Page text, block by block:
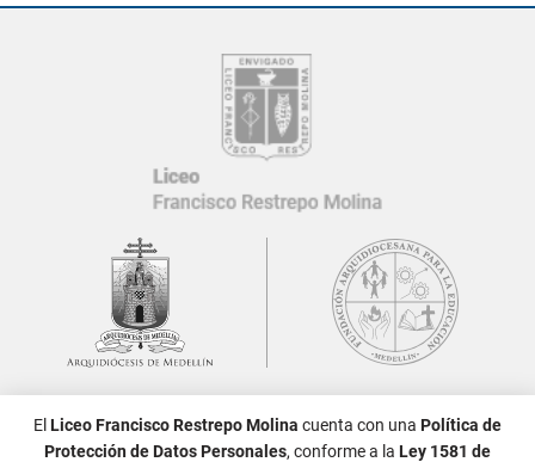
Síguenos:
El Liceo Francisco Restrepo Molina cuenta con una Política de
Protección de Datos Personales, conforme a la Ley 1581 de